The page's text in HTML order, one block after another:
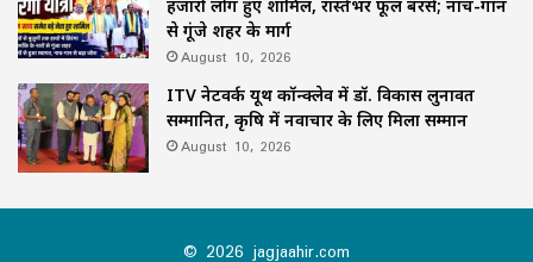
हजारों लोग हुए शामिल, रास्तेभर फूल बरसे; नाच-गान
से गूंजे शहर के मार्ग
August 10, 2026
ITV नेटवर्क यूथ कॉन्क्लेव में डॉ. विकास लुनावत
सम्मानित, कृषि में नवाचार के लिए मिला सम्मान
August 10, 2026
© 2026 jagjaahir.com